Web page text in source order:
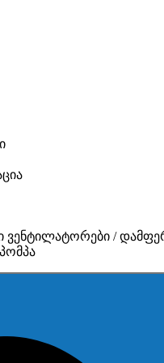
ვენტილატორები /